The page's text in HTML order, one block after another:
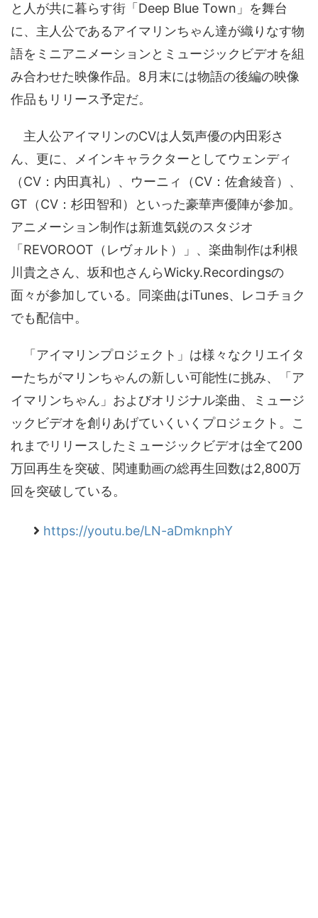
と人が共に暮らす街「Deep Blue Town」を舞台
に、主人公であるアイマリンちゃん達が織りなす物
語をミニアニメーションとミュージックビデオを組
み合わせた映像作品。8月末には物語の後編の映像
作品もリリース予定だ。
主人公アイマリンのCVは人気声優の内田彩さ
ん、更に、メインキャラクターとしてウェンディ
（CV：内田真礼）、ウーニィ（CV：佐倉綾音）、
GT（CV：杉田智和）といった豪華声優陣が参加。
アニメーション制作は新進気鋭のスタジオ
「REVOROOT（レヴォルト）」、楽曲制作は利根
川貴之さん、坂和也さんらWicky.Recordingsの
面々が参加している。同楽曲はiTunes、レコチョク
でも配信中。
「アイマリンプロジェクト」は様々なクリエイタ
ーたちがマリンちゃんの新しい可能性に挑み、「ア
イマリンちゃん」およびオリジナル楽曲、ミュージ
ックビデオを創りあげていくいくプロジェクト。こ
れまでリリースしたミュージックビデオは全て200
万回再生を突破、関連動画の総再生回数は2,800万
回を突破している。
https://youtu.be/LN-aDmknphY